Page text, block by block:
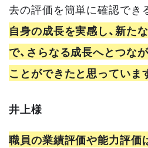
去の評価を簡単に確認でき
自身の成長を実感し、新た
で、さらなる成長へとつな
ことができたと思っていま
井上様
職員の業績評価や能力評価